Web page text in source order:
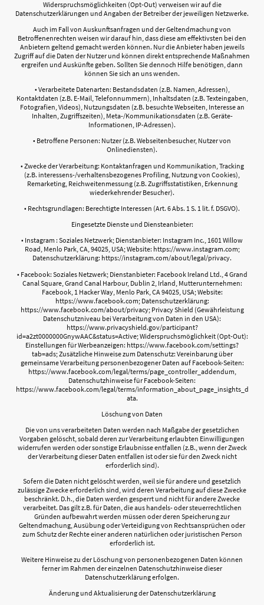
Widerspruchsmöglichkeiten (Opt-Out) verweisen wir auf die
Datenschutzerklärungen und Angaben der Betreiber der jeweiligen Netzwerke.
Auch im Fall von Auskunftsanfragen und der Geltendmachung von
Betroffenenrechten weisen wir darauf hin, dass diese am effektivsten bei den
Anbietern geltend gemacht werden können. Nur die Anbieter haben jeweils
Zugriff auf die Daten der Nutzer und können direkt entsprechende Maßnahmen
ergreifen und Auskünfte geben. Sollten Sie dennoch Hilfe benötigen, dann
können Sie sich an uns wenden.
• Verarbeitete Datenarten: Bestandsdaten (z.B. Namen, Adressen),
Kontaktdaten (z.B. E-Mail, Telefonnummern), Inhaltsdaten (z.B. Texteingaben,
Fotografien, Videos), Nutzungsdaten (z.B. besuchte Webseiten, Interesse an
Inhalten, Zugriffszeiten), Meta-/Kommunikationsdaten (z.B. Geräte-
Informationen, IP-Adressen).
• Betroffene Personen: Nutzer (z.B. Webseitenbesucher, Nutzer von
Onlinediensten).
• Zwecke der Verarbeitung: Kontaktanfragen und Kommunikation, Tracking
(z.B. interessens-/verhaltensbezogenes Profiling, Nutzung von Cookies),
Remarketing, Reichweitenmessung (z.B. Zugriffsstatistiken, Erkennung
wiederkehrender Besucher).
• Rechtsgrundlagen: Berechtigte Interessen (Art. 6 Abs. 1 S. 1 lit. f. DSGVO).
Eingesetzte Dienste und Diensteanbieter:
• Instagram : Soziales Netzwerk; Dienstanbieter: Instagram Inc., 1601 Willow
Road, Menlo Park, CA, 94025, USA; Website: https://www.instagram.com;
Datenschutzerklärung: https://instagram.com/about/legal/privacy.
• Facebook: Soziales Netzwerk; Dienstanbieter: Facebook Ireland Ltd., 4 Grand
Canal Square, Grand Canal Harbour, Dublin 2, Irland, Mutterunternehmen:
Facebook, 1 Hacker Way, Menlo Park, CA 94025, USA; Website:
https://www.facebook.com; Datenschutzerklärung:
https://www.facebook.com/about/privacy; Privacy Shield (Gewährleistung
Datenschutzniveau bei Verarbeitung von Daten in den USA):
https://www.privacyshield.gov/participant?
id=a2zt0000000GnywAAC&status=Active; Widerspruchsmöglichkeit (Opt-Out):
Einstellungen für Werbeanzeigen: https://www.facebook.com/settings?
tab=ads; Zusätzliche Hinweise zum Datenschutz: Vereinbarung über
gemeinsame Verarbeitung personenbezogener Daten auf Facebook-Seiten:
https://www.facebook.com/legal/terms/page_controller_addendum,
Datenschutzhinweise für Facebook-Seiten:
https://www.facebook.com/legal/terms/information_about_page_insights_d
ata.
Löschung von Daten
Die von uns verarbeiteten Daten werden nach Maßgabe der gesetzlichen
Vorgaben gelöscht, sobald deren zur Verarbeitung erlaubten Einwilligungen
widerrufen werden oder sonstige Erlaubnisse entfallen (z.B., wenn der Zweck
der Verarbeitung dieser Daten entfallen ist oder sie für den Zweck nicht
erforderlich sind).
Sofern die Daten nicht gelöscht werden, weil sie für andere und gesetzlich
zulässige Zwecke erforderlich sind, wird deren Verarbeitung auf diese Zwecke
beschränkt. D.h., die Daten werden gesperrt und nicht für andere Zwecke
verarbeitet. Das gilt z.B. für Daten, die aus handels- oder steuerrechtlichen
Gründen aufbewahrt werden müssen oder deren Speicherung zur
Geltendmachung, Ausübung oder Verteidigung von Rechtsansprüchen oder
zum Schutz der Rechte einer anderen natürlichen oder juristischen Person
erforderlich ist.
Weitere Hinweise zu der Löschung von personenbezogenen Daten können
ferner im Rahmen der einzelnen Datenschutzhinweise dieser
Datenschutzerklärung erfolgen.
Änderung und Aktualisierung der Datenschutzerklärung